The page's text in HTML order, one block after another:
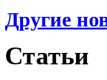
Другие
Статьи